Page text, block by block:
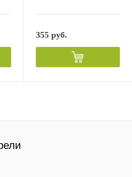
355 руб.